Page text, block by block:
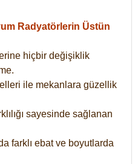
Radyatörlerin Üstün
hiçbir değişiklik
ile mekanlara güzellik
sayesinde sağlanan
farklı ebat ve boyutlarda